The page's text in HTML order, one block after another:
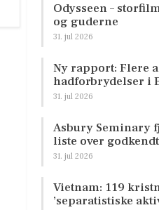
Odysseen –
og guderne
31. jul 2026
Ny rapport: Flere
hadforbrydelser i
31. jul 2026
Asbury Seminary
liste over
31. jul 2026
Vietnam: 119
’separatistiske